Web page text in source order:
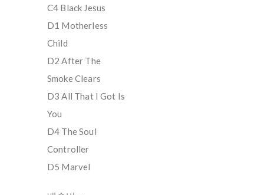
C4 Black Jesus
D1 Motherless
Child
D2 After The
Smoke Clears
D3 All That I Got Is
You
D4 The Soul
Controller
D5 Marvel